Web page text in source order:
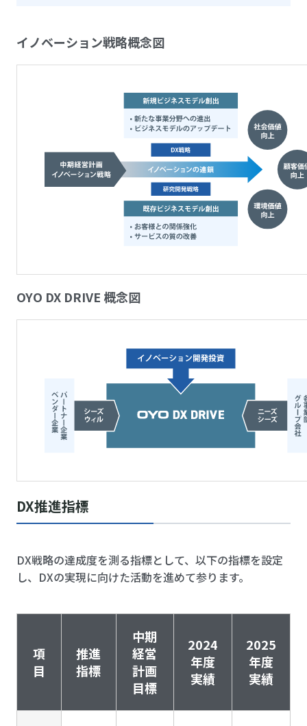
イノベーション戦略概念図
OYO DX DRIVE 概念図
DX推進指標
DX戦略の達成度を測る指標として、以下の指標を設定
し、DXの実現に向けた活動を進めて参ります。
項
目
推進
指標
中期
経営
計画
目標
2024
年度
実績
2025
年度
実績